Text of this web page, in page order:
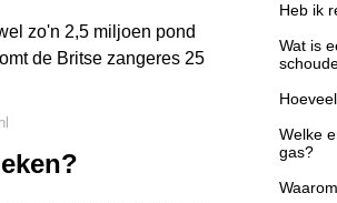
zo'n 2,5 miljoen pond
de Britse zangeres 25
Heb ik
Wat is
Welke
gas?